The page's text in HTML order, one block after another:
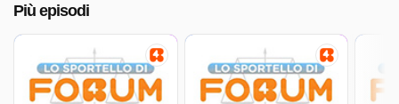
Più episodi